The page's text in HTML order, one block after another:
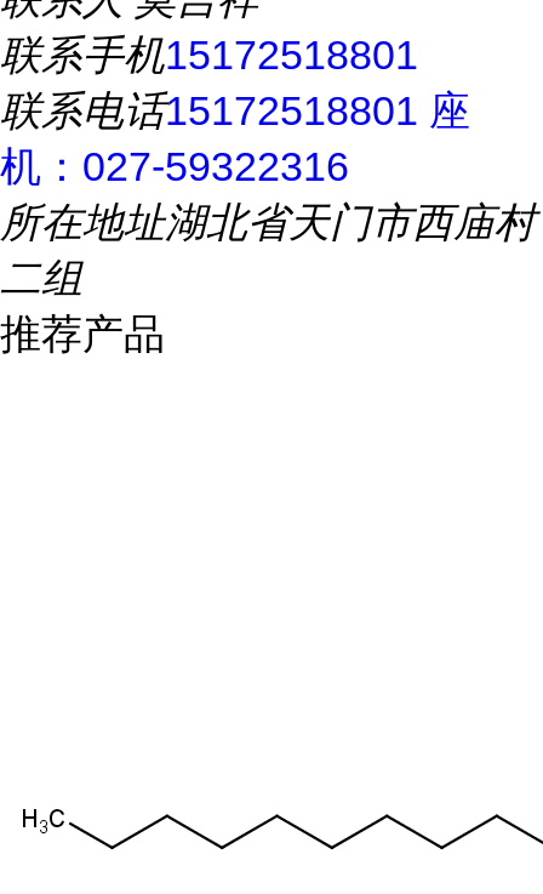
联系手机15172518801
联系电话15172518801 座
机：027-59322316
所在地址湖北省天门市西庙村
二组
推荐产品